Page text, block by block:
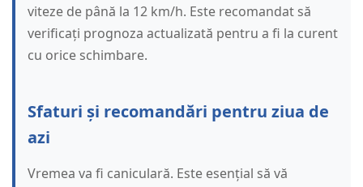
viteze de până la 12 km/h. Este recomandat să
verificați prognoza actualizată pentru a fi la curent
cu orice schimbare.
Sfaturi și recomandări pentru ziua de
azi
Vremea va fi caniculară. Este esențial să vă